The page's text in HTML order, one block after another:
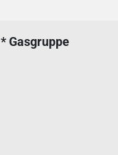
* Gasgruppe